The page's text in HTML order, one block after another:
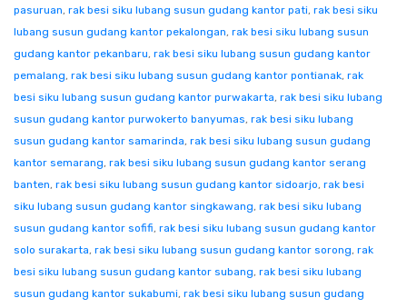
pasuruan, rak besi siku lubang susun gudang kantor pati, rak besi siku
lubang susun gudang kantor pekalongan, rak besi siku lubang susun
gudang kantor pekanbaru, rak besi siku lubang susun gudang kantor
pemalang, rak besi siku lubang susun gudang kantor pontianak, rak
besi siku lubang susun gudang kantor purwakarta, rak besi siku lubang
susun gudang kantor purwokerto banyumas, rak besi siku lubang
susun gudang kantor samarinda, rak besi siku lubang susun gudang
kantor semarang, rak besi siku lubang susun gudang kantor serang
banten, rak besi siku lubang susun gudang kantor sidoarjo, rak besi
siku lubang susun gudang kantor singkawang, rak besi siku lubang
susun gudang kantor sofifi, rak besi siku lubang susun gudang kantor
solo surakarta, rak besi siku lubang susun gudang kantor sorong, rak
besi siku lubang susun gudang kantor subang, rak besi siku lubang
susun gudang kantor sukabumi, rak besi siku lubang susun gudang